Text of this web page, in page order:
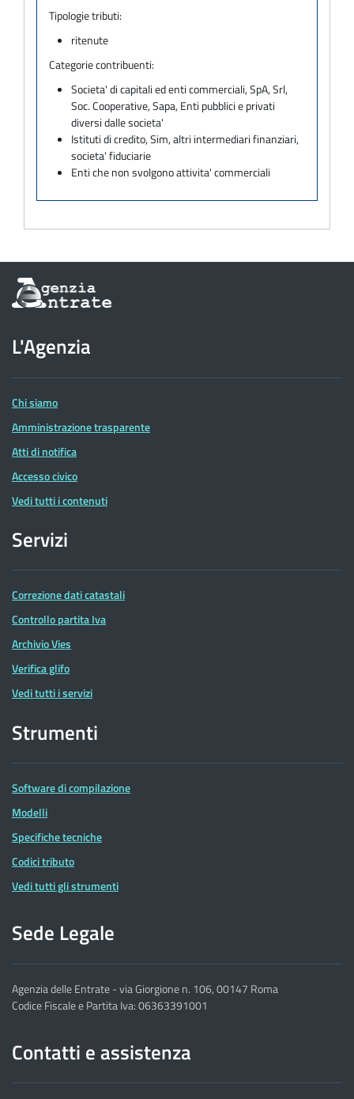
Tipologie tributi:
ritenute
Categorie contribuenti:
Societa' di capitali ed enti commerciali, SpA, Srl,
Soc. Cooperative, Sapa, Enti pubblici e privati
diversi dalle societa'
Istituti di credito, Sim, altri intermediari finanziari,
societa' fiduciarie
Enti che non svolgono attivita' commerciali
Informazioni
sul
dell'Agenzia
delle
Entrate
L'Agenzia
Chi siamo
Amministrazione trasparente
Atti di notifica
Accesso civico
Vedi tutti i contenuti
Servizi
Correzione dati catastali
Controllo partita Iva
Archivio Vies
Verifica glifo
Vedi tutti i servizi
Strumenti
Software di compilazione
Modelli
Specifiche tecniche
Codici tributo
Vedi tutti gli strumenti
Sede Legale
Agenzia delle Entrate - via Giorgione n. 106, 00147 Roma
Codice Fiscale e Partita Iva: 06363391001
Contatti e assistenza